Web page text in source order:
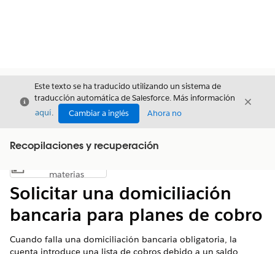
Cerrar
Este texto se ha traducido utilizando un sistema de
traducción automática de Salesforce. Más información
aquí. Cambiar a inglés Ahora no
Cerrar
Recopilaciones y recuperación
Mostrar índice de materias
materias
Solicitar una domiciliación
bancaria para planes de cobro
Cuando falla una domiciliación bancaria obligatoria, la
cuenta introduce una lista de cobros debido a un saldo